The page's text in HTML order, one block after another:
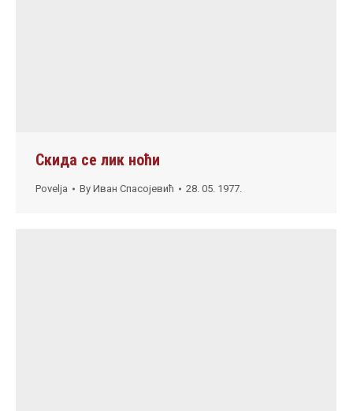
Скида се лик ноћи
Povelja By Иван Спасојевић 28. 05. 1977.